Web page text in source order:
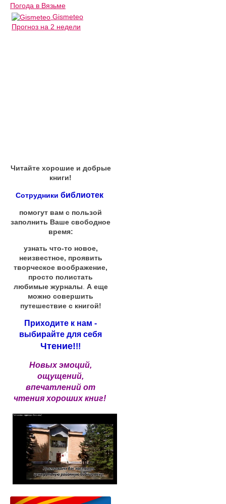
Погода в Вязьме
Gismeteo
Прогноз на 2 недели
Читайте хорошие и добрые
книги!
Сотрудники библиотек
помогут вам с пользой
заполнить Ваше свободное
время:
узнать что-то новое,
неизвестное, проявить
творческое воображение,
просто полистать
любимые журналы А еще
можно совершить
путешествие с книгой!
Приходите к нам -
выбирайте для себя
Чтение!!!
Новых эмоций,
ощущений,
впечатлений от
чтения хороших книг!